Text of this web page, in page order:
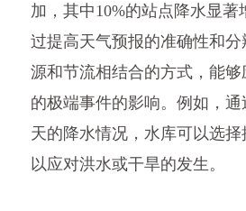
加，其中10%的站点降水显著
过提高天气预报的准确性和
源和节流相结合的方式，能
的极端事件的影响。例如，
天的降水情况，水库可以选择
以应对洪水或干旱的发生。